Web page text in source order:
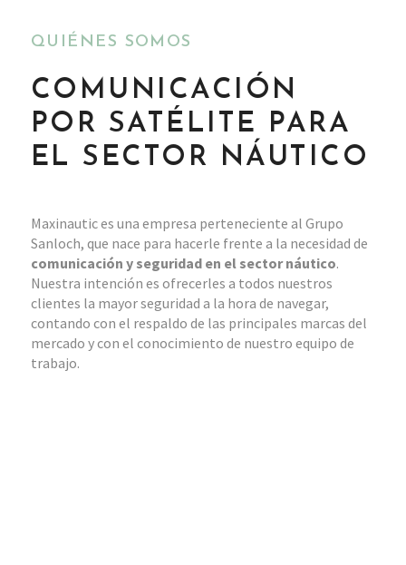
QUIÉNES SOMOS
COMUNICACIÓN
POR SATÉLITE PARA
EL SECTOR NÁUTICO
Maxinautic es una empresa perteneciente al Grupo
Sanloch, que nace para hacerle frente a la necesidad de
comunicación y seguridad en el sector náutico.
Nuestra intención es ofrecerles a todos nuestros
clientes la mayor seguridad a la hora de navegar,
contando con el respaldo de las principales marcas del
mercado y con el conocimiento de nuestro equipo de
trabajo.